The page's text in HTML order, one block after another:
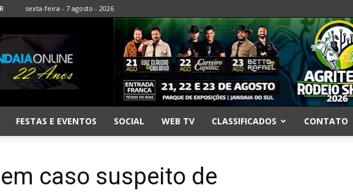
sexta-feira - 7 agosto - 2026
FESTAS E EVENTOS SOCIAL WEB TV CLASSIFICADOS CONTATO
caso suspeito de